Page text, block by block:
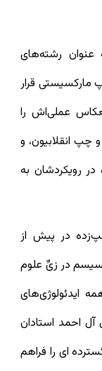
عنوان رشته‌های
مارکسیستی قرار
عملی‌اش را
راست و چپ انقلابیون، و
رویکردشان به
در پیش از
در زیِّ علوم
ایدئولوژی‌های
احمد استادان
ای را فراهم